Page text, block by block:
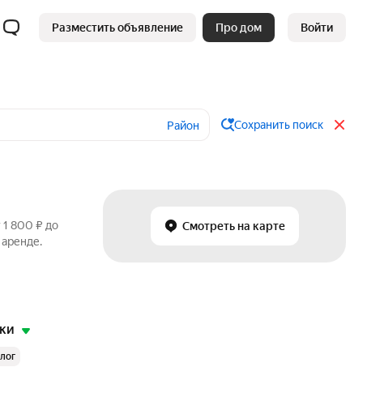
Разместить объявление Про дом Войти
Район Сохранить поиск
Смотреть на карте
1 800 ₽ до